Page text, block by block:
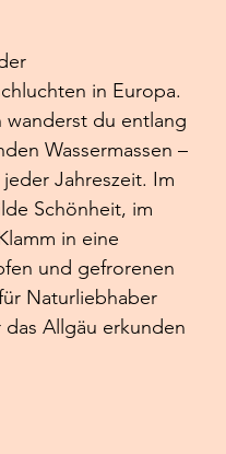
in Europa.
du entlang
Wassermassen –
Jahreszeit. Im
Schönheit, im
in eine
und gefrorenen
Naturliebhaber
Allgäu erkunden